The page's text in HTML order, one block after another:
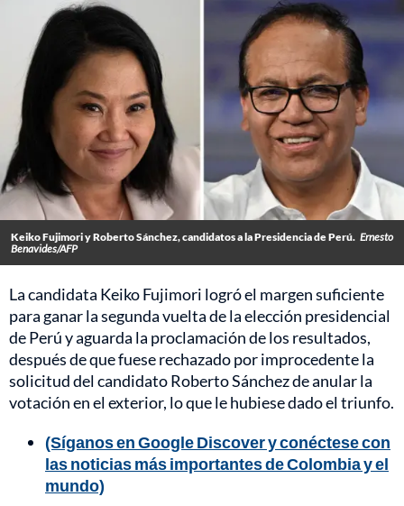
Keiko Fujimori y Roberto Sánchez, candidatos a la Presidencia de Perú. Ernesto
Benavides/AFP
La candidata Keiko Fujimori logró el margen suficiente
para ganar la segunda vuelta de la elección presidencial
de Perú y aguarda la proclamación de los resultados,
después de que fuese rechazado por improcedente la
solicitud del candidato Roberto Sánchez de anular la
votación en el exterior, lo que le hubiese dado el triunfo.
(Síganos en Google Discover y conéctese con
las noticias más importantes de Colombia y el
mundo)